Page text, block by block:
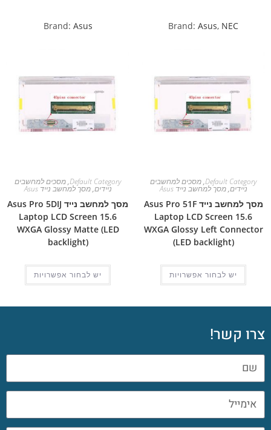
Brand: Asus, NEC
Default Category
,מסכים למחשבים
ניידים,מסך למחשב נייד Asus
מסך למחשב נייד Asus Pro 51F
Laptop LCD Screen 15.6
WXGA Glossy Left Connector
(LED backlight)
יש לבחור אפשרויות
Brand: Asus
Default Category
,מסכים למחשבים
ניידים,מסך למחשב נייד Asus
מסך למחשב נייד Asus Pro 5DIJ
Laptop LCD Screen 15.6
WXGA Glossy Matte (LED
backlight)
יש לבחור אפשרויות
צרו קשר!